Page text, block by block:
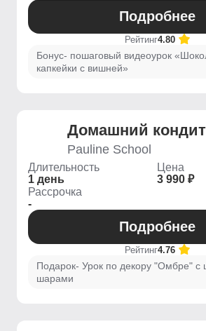
Подробнее
Рейтинг4.80
Бонус- пошаговый видеоурок
капкейки с вишней»
Домашний
Pauline School
Длительность
1 день
Цена
3 990 ₽
Рассрочка
-
Подробнее
Рейтинг4.76
Подарок- Урок по декору "Омбре" с
шарами